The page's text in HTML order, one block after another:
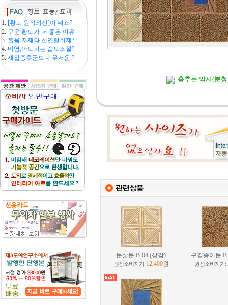
1. [황토 원적외선]이 뭐죠?
2. 구운 황토가 더 좋은 이유
3. 흡음 자재와 천연탈취제?
4. 비염,아토피는 습도조절?
5.새집증후군보다 무서운.?
춤추는 악사(분
문살문 B-04 (상감)
권장소비자가: 12,400원
구김종이문
권장소비자가: